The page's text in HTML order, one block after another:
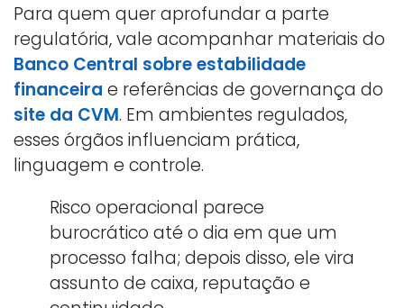
Para quem quer aprofundar a parte
regulatória, vale acompanhar materiais do
Banco Central sobre estabilidade
financeira e referências de governança do
site da CVM. Em ambientes regulados,
esses órgãos influenciam prática,
linguagem e controle.
Risco operacional parece
burocrático até o dia em que um
processo falha; depois disso, ele vira
assunto de caixa, reputação e